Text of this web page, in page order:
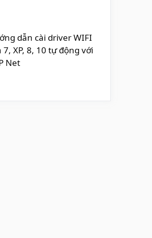
dẫn cài driver WIFI
7, XP, 8, 10 tự động với
Net